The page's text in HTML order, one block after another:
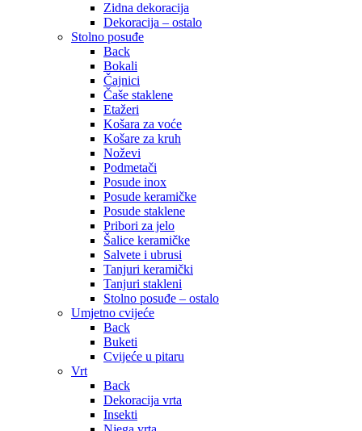
Zidna dekoracija
Dekoracija – ostalo
Stolno posuđe
Back
Bokali
Čajnici
Čaše staklene
Etažeri
Košara za voće
Košare za kruh
Noževi
Podmetači
Posude inox
Posude keramičke
Posude staklene
Pribori za jelo
Šalice keramičke
Salvete i ubrusi
Tanjuri keramički
Tanjuri stakleni
Stolno posuđe – ostalo
Umjetno cvijeće
Back
Buketi
Cvijeće u pitaru
Vrt
Back
Dekoracija vrta
Insekti